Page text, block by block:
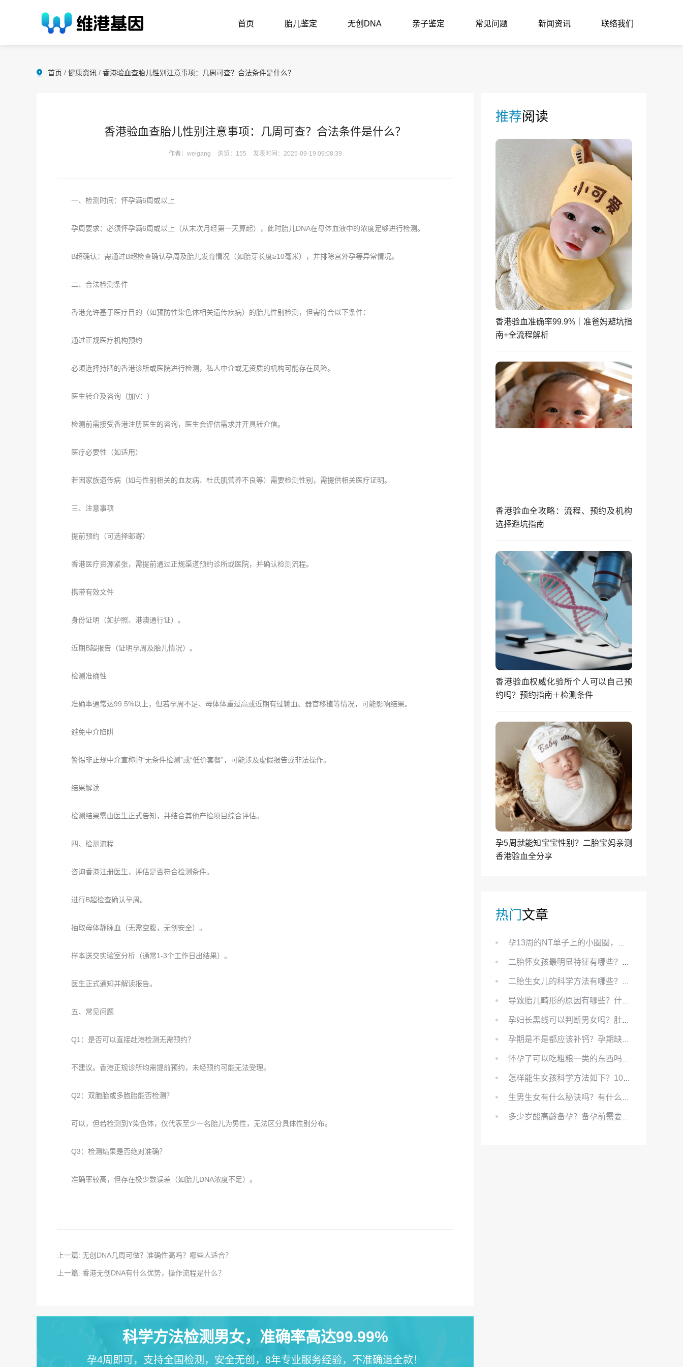
首页 胎儿鉴定 无创DNA 亲子鉴定 常见问题 新闻资讯 联络我们
首页 / 健康资讯 / 香港验血查胎儿性别注意事项：几周可查？合法条件是什么？
香港验血查胎儿性别注意事项：几周可查？合法条件是什么？
作者：weigang 浏览：155 发表时间：2025-09-19 09:08:39
一、检测时间：怀孕满6周或以上
孕周要求：必须怀孕满6周或以上（从末次月经第一天算起），此时胎儿DNA在母体血液中的浓度足够进行检测。
B超确认：需通过B超检查确认孕周及胎儿发育情况（如胎芽长度≥10毫米），并排除宫外孕等异常情况。
二、合法检测条件
香港允许基于医疗目的（如预防性染色体相关遗传疾病）的胎儿性别检测，但需符合以下条件：
通过正规医疗机构预约
必须选择持牌的香港诊所或医院进行检测，私人中介或无资质的机构可能存在风险。
医生转介及咨询（加V：）
检测前需接受香港注册医生的咨询，医生会评估需求并开具转介信。
医疗必要性（如适用）
若因家族遗传病（如与性别相关的血友病、杜氏肌营养不良等）需要检测性别，需提供相关医疗证明。
三、注意事项
提前预约（可选择邮寄）
香港医疗资源紧张，需提前通过正规渠道预约诊所或医院，并确认检测流程。
携带有效文件
身份证明（如护照、港澳通行证）。
近期B超报告（证明孕周及胎儿情况）。
检测准确性
准确率通常达99.5%以上，但若孕周不足、母体体重过高或近期有过输血、器官移植等情况，可能影响结果。
避免中介陷阱
警惕非正规中介宣称的“无条件检测”或“低价套餐”，可能涉及虚假报告或非法操作。
结果解读
检测结果需由医生正式告知，并结合其他产检项目综合评估。
四、检测流程
咨询香港注册医生，评估是否符合检测条件。
进行B超检查确认孕周。
抽取母体静脉血（无需空腹，无创安全）。
样本送交实验室分析（通常1-3个工作日出结果）。
医生正式通知并解读报告。
五、常见问题
Q1：是否可以直接赴港检测无需预约？
不建议。香港正规诊所均需提前预约，未经预约可能无法受理。
Q2：双胞胎或多胞胎能否检测？
可以，但若检测到Y染色体，仅代表至少一名胎儿为男性，无法区分具体性别分布。
Q3：检测结果是否绝对准确？
准确率较高，但存在极少数误差（如胎儿DNA浓度不足）。
上一篇: 无创DNA几周可做？准确性高吗？哪些人适合？
上一篇: 香港无创DNA有什么优势，操作流程是什么？
科学方法检测男女，准确率高达99.99%
孕4周即可，支持全国检测，安全无创，8年专业服务经验，不准确退全款！
推荐阅读
香港验血准确率99.9%｜准爸妈避坑指
南+全流程解析
香港验血全攻略：流程、预约及机构
选择避坑指南
香港验血权威化验所个人可以自己预
约吗？预约指南＋检测条件
孕5周就能知宝宝性别？二胎宝妈亲测
香港验血全分享
热门文章